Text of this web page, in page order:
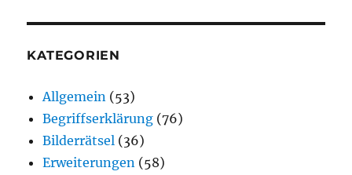
KATEGORIEN
Allgemein (53)
Begriffserklärung (76)
Bilderrätsel (36)
Erweiterungen (58)